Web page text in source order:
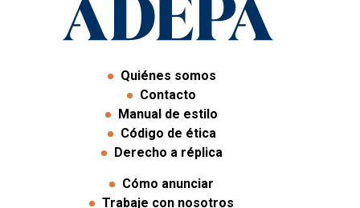
Quiénes somos
Contacto
Manual de estilo
Código de ética
Derecho a réplica
Cómo anunciar
Trabaje con nosotros